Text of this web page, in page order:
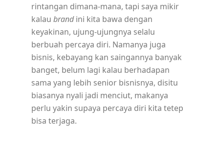
rintangan dimana-mana, tapi saya mikir
kalau brandini kita bawa dengan
keyakinan, ujung-ujungnya selalu
berbuah percaya diri. Namanya juga
bisnis, kebayang kan saingannya banyak
banget, belum lagi kalau berhadapan
sama yang lebih senior bisnisnya, disitu
biasanya nyali jadi menciut, makanya
perlu yakin supaya percaya diri kita tetep
bisa terjaga.